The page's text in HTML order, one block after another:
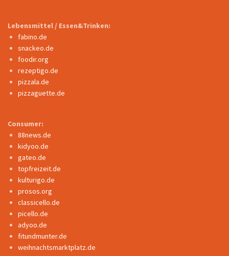
Lebensmittel / Essen&Trinken:
fabino.de
snackeo.de
foodir.org
rezeptigo.de
pizzala.de
pizzaguette.de
Consumer:
88news.de
kidyoo.de
gateo.de
topfreizeit.de
kulturigo.de
prosos.org
classicello.de
picello.de
adyoo.de
fitundmunter.de
weihnachtsmarktplatz.de